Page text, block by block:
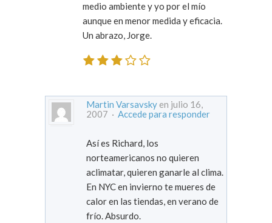
medio ambiente y yo por el mío
aunque en menor medida y eficacia.
Un abrazo, Jorge.
Martin Varsavsky en julio 16,
2007 · Accede para responder
Así es Richard, los
norteamericanos no quieren
aclimatar, quieren ganarle al clima.
En NYC en invierno te mueres de
calor en las tiendas, en verano de
frío. Absurdo.